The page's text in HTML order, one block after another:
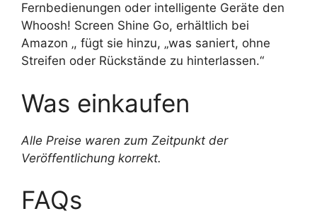
Fernbedienungen oder intelligente Geräte den
Whoosh! Screen Shine Go, erhältlich bei
Amazon ‚, fügt sie hinzu, „was saniert, ohne
Streifen oder Rückstände zu hinterlassen.“
Was einkaufen
Alle Preise waren zum Zeitpunkt der
Veröffentlichung korrekt.
FAQs